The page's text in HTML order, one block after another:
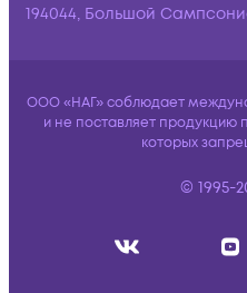
194044, Большой
ООО «НАГ» соблюдает
и не поставляет продукцию
которых
© 1995-